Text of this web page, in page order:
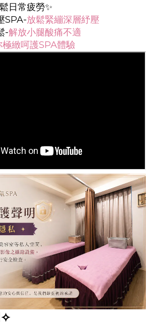
日常疲勞✨
SPA-放鬆緊繃深層紓壓
-解放小腿酸痛不適
緻呵護SPA體驗
✧